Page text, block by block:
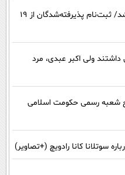
نتایج آزمون مدارس سمپاد اعلام شد/ ثبت‌نام پذیرفته‌شدگان از ۱۹
ولی اکبر عبدی، مرد
شعبه رسمی حکومت اسلامی
سوتلانا کانا رادویچ (+تصاویر)